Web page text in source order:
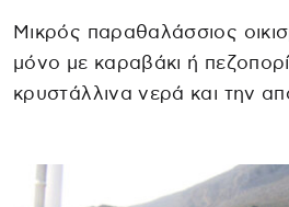
Μικρός παραθαλάσσιος
μόνο με καραβάκι ή
κρυστάλλινα νερά και την